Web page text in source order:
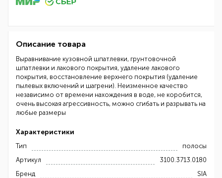
Описание товара
Выравнивание кузовной шпатлевки, грунтовочной
шпатлевки и лакового покрытия, удаление лакового
покрытия, восстановление верхнего покрытия (удаление
пылевых включений и шагрени). Неизменное качество
независимо от времени нахождения в воде, не коробится,
очень высокая агрессивность, можно сгибать и разрывать на
любые размеры
Характеристики
Тип
полосы
Артикул
3100.3713.0180
Бренд
SIA